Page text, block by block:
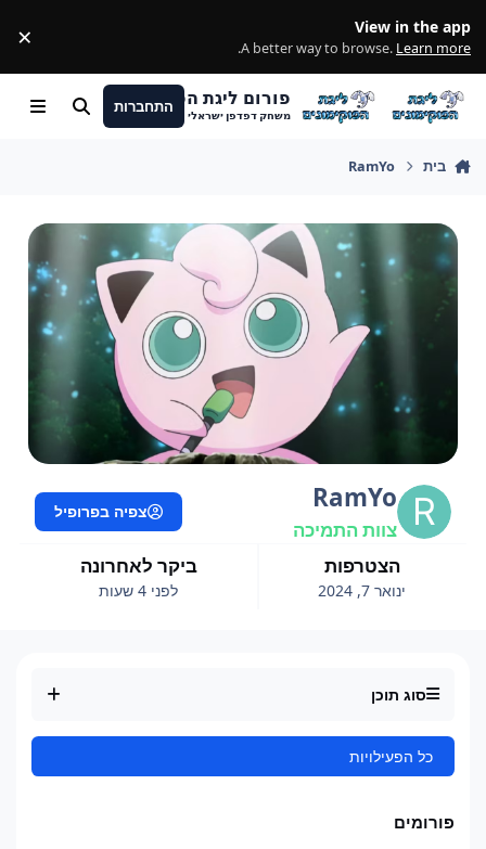
View in the app
A better way to browse. Learn more
.
×
פורום ליגת הפוקימונים
משחק דפדפן ישראלי
התחברות חיפוש Menu
בית RamYo
RamYo
צוות התמיכה
הצטרפות
ינואר 7, 2024
ביקר לאחרונה
לפני 4 שעות
צפיה בפרופיל
סוג תוכן
כל הפעילויות
פורומים